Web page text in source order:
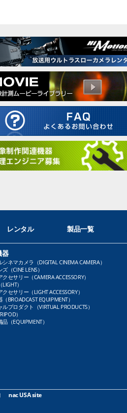
レンタル 製品一覧
器
ネマカメラ（DIGITAL CINEMA CAMERA）
（CINE LENS）
セサリー（CAMERA ACCESSORY）
）
セサリー（LIGHT ACCESSORY）
BROADCAST EQUIPMENT）
プロダクト（VIRTUAL PRODUCTS）
）
（EQUIPMENT）
nac USA site